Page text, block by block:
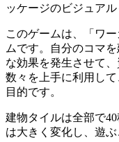
ッケージのビジュアル
このゲームは、「ワ
ムです。自分のコマ
な効果を発生させて
数々を上手に利用し
目的です。
建物タイルは全部で
は大きく変化し、遊